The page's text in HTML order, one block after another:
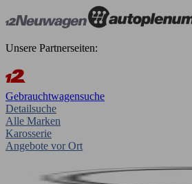
Unsere Partnerseiten:
Gebrauchtwagensuche
Detailsuche
Alle Marken
Karosserie
Angebote vor Ort